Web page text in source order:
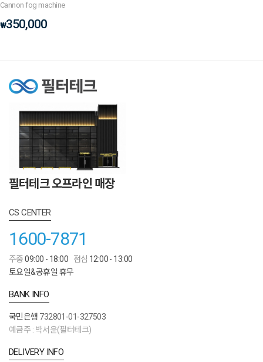
Cannon fog machine
₩350,000
필터테크 오프라인 매장
CS CENTER
1600-7871
주중09:00 - 18:00 점심 12:00 - 13:00
토요일&공휴일 휴무
BANK INFO
국민은행 732801-01-327503
예금주 : 박서윤(필터테크)
DELIVERY INFO